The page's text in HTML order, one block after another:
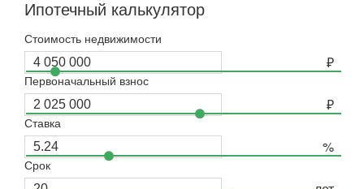
Ипотечный калькулятор
Стоимость недвижимости
Первоначальный взнос
Ставка
Срок